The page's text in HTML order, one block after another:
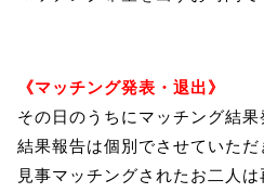
《マッチング発表・退出》
その日のうちにマッチング結
結果報告は個別でさせていただ
見事マッチングされたお二人